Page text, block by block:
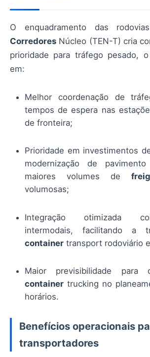
O enquadramento das
Corredores Núcleo (TEN-T) cria
prioridade para tráfego pesado,
em:
Melhor coordenação de
tempos de espera nas
de fronteira;
Prioridade em investimentos
modernização de
maiores volumes de
volumosas;
Integração otimizada
intermodais, facilitando a
container transport rodoviário
Maior previsibilidade para
container trucking no
horários.
Benefícios operacionais
transportadores